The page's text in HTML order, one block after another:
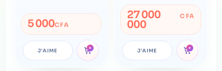
5 000CFA
J'AIME +
27 000
000
CFA
J'AIME +